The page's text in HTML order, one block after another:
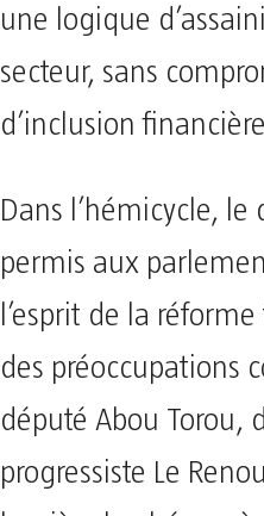
une logique
secteur, sans
d’inclusion
Dans l’hémicycle,
permis aux
l’esprit de la
des préoccupations
député Abou Torou,
progressiste Le